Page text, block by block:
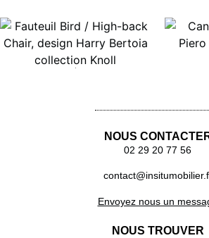
NOUS
02 29 20 77 56
Envoyez nous un
NOUS TROUVER